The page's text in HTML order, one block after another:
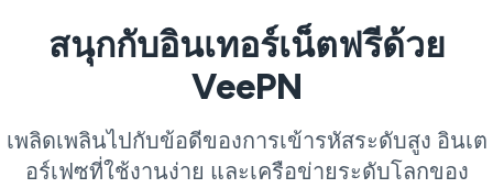
สนุกกับอินเทอร์เน็ตฟรีด้วย
VeePN
เพลิดเพลินไปกับข้อดีของการเข้ารหัสระดับสูง อินเต
อร์เฟซที่ใช้งานง่าย และเครือข่ายระดับโลกของ